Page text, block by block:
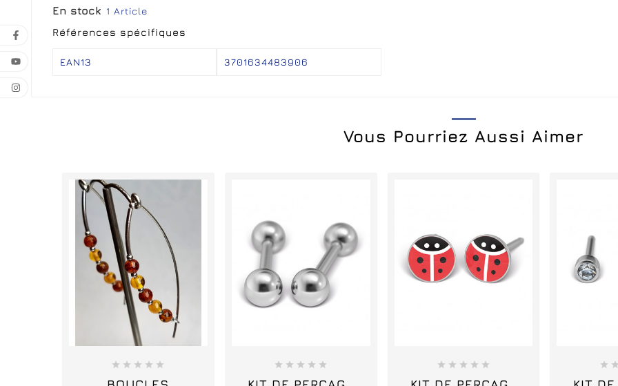
En stock 1 Article
Références spécifiques
EAN13 3701634483906
Vous Pourriez Aussi Aimer


    



    

    

 